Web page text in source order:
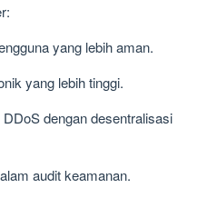
yang lebih aman.
yang lebih tinggi.
dengan desentralisasi
audit keamanan.